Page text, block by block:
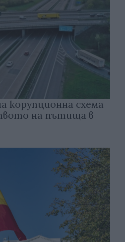
корупционна схема
на пътища в